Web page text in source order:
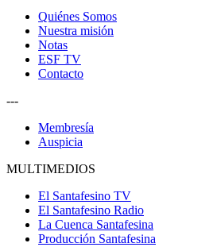
Quiénes Somos
Nuestra misión
Notas
ESF TV
Contacto
---
Membresía
Auspicia
MULTIMEDIOS
El Santafesino TV
El Santafesino Radio
La Cuenca Santafesina
Producción Santafesina